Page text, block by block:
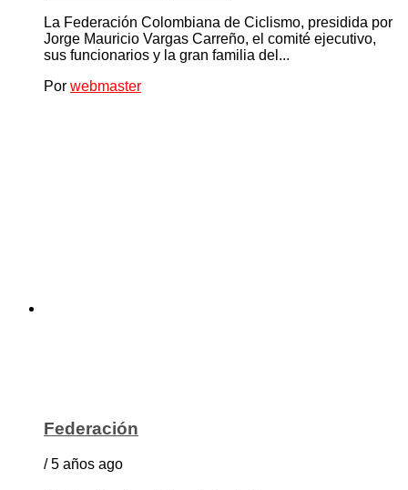
La Federación Colombiana de Ciclismo, presidida por
Jorge Mauricio Vargas Carreño, el comité ejecutivo,
sus funcionarios y la gran familia del...
Por webmaster
Federación
/ 5 años ago